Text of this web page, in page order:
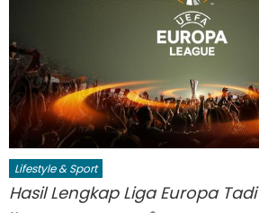
Lifestyle & Sport
Hasil Lengkap Liga Europa